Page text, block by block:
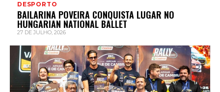
DESPORTO
BAILARINA POVEIRA CONQUISTA LUGAR NO
HUNGARIAN NATIONAL BALLET
27 DE JULHO, 2026